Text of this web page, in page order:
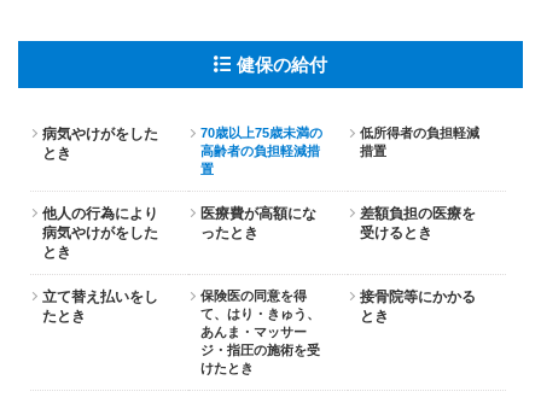
健保の給付
病気やけがをした
とき
70歳以上75歳未満の
高齢者の負担軽減措
置
低所得者の負担軽減
措置
他人の行為により
病気やけがをした
とき
医療費が高額にな
ったとき
差額負担の医療を
受けるとき
立て替え払いをし
たとき
保険医の同意を得
て、はり・きゅう、
あんま・マッサー
ジ・指圧の施術を受
けたとき
接骨院等にかかる
とき